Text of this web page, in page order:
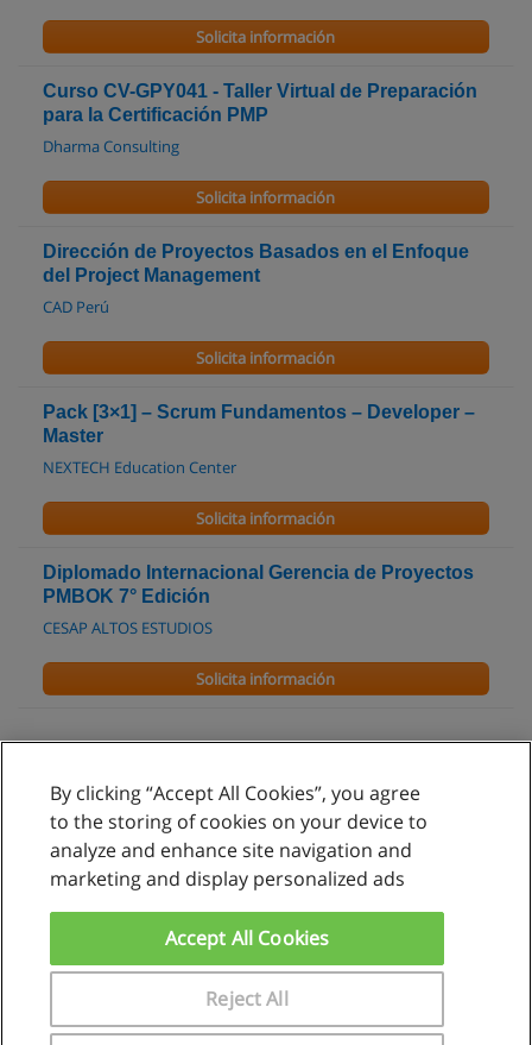
Solicita información
Curso CV-GPY041 - Taller Virtual de Preparación
para la Certificación PMP
Dharma Consulting
Solicita información
Dirección de Proyectos Basados en el Enfoque
del Project Management
CAD Perú
Solicita información
Pack [3×1] – Scrum Fundamentos – Developer –
Master
NEXTECH Education Center
Solicita información
Diplomado Internacional Gerencia de Proyectos
PMBOK 7° Edición
CESAP ALTOS ESTUDIOS
Solicita información
Reglas de uso
Privacidad de datos
www.educaedu.com.pe
By clicking “Accept All Cookies”, you agree
to the storing of cookies on your device to
analyze and enhance site navigation and
marketing and display personalized ads
Reject All
Accept All Cookies